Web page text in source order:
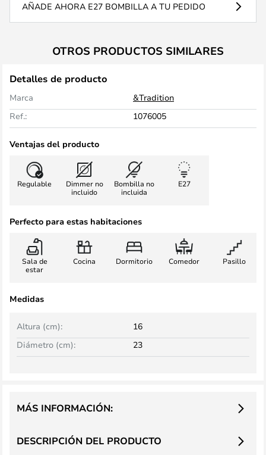
AÑADE AHORA E27 BOMBILLA A TU PEDIDO
OTROS PRODUCTOS SIMILARES
Detalles de producto
Marca
&Tradition
Ref.:
1076005
Ventajas del producto
Regulable
Dimmer no
incluido
Bombilla no
incluida
E27
Perfecto para estas habitaciones
Sala de
estar
Cocina Dormitorio Comedor Pasillo
Medidas
Altura (cm):
16
Diámetro (cm):
23
DESCRIPCIÓN DEL PRODUCTO
MÁS INFORMACIÓN: